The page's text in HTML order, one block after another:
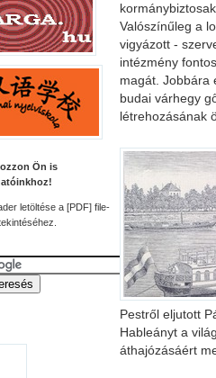
Ön is
letöltése a [PDF] file-
Valószínűleg a
vigyázott -
intézmény
magát. Jobbára
budai várhegy
létrehozásának
Pestről eljutott
Hableányt a
áthajózásáért